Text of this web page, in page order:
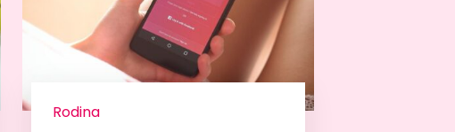
Rodina